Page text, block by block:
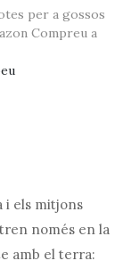
Compreu a
i els mitjons
només en la
amb el terra: